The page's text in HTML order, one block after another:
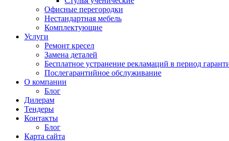
Офисные перегородки
Нестандартная мебель
Комплектующие
Услуги
Ремонт кресел
Замена деталей
Бесплатное устранение рекламаций в период
Послегарантийное обслуживание
О компании
Блог
Дилерам
Тендеры
Контакты
Блог
Карта сайта